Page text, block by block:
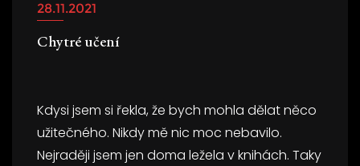
28.11.2021
Chytré učení
Kdysi jsem si řekla, že bych mohla dělat něco
užitečného. Nikdy mě nic moc nebavilo.
Nejraději jsem jen doma ležela v knihách. Taky